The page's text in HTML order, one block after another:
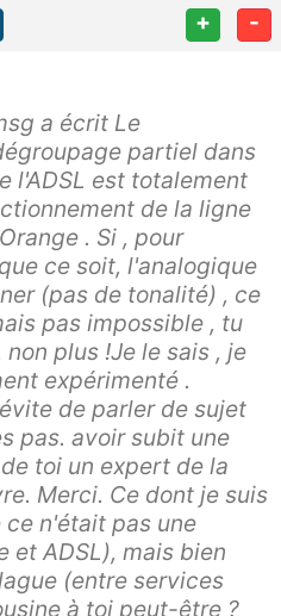
+ -
a écrit Le
partiel dans
l'ADSL est totalement
de la ligne
. Si , pour
ce soit, l'analogique
(pas de tonalité) , ce
pas impossible , tu
non plus !Je le sais , je
expérimenté .
de parler de sujet
pas. avoir subit une
toi un expert de la
Merci. Ce dont je suis
n'était pas une
et ADSL), mais bien
(entre services
à toi peut-être ?